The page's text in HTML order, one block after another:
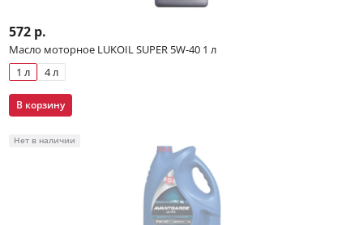
572 р.
Масло моторное LUKOIL SUPER 5W-40 1 л
1 л
4 л
В корзину
Нет в наличии